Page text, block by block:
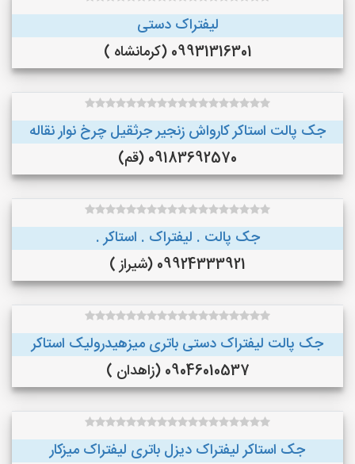
لیفتراک دستی
09931316301 (کرمانشاه )
جک پالت استاکر کارواش زنجیر جرثقیل چرخ نوار نقاله
09183692570 (قم)
جک پالت . لیفتراک . استاکر .
09924333921 (شیراز )
جک پالت لیفتراک دستی باتری میزهیدرولیک استاکر
09046010537 (زاهدان )
جک استاکر لیفتراک دیزل باتری لیفتراک میزکار